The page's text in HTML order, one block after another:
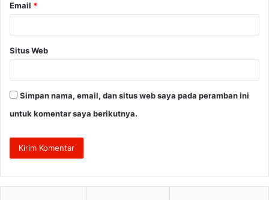
Email *
Situs Web
Simpan nama, email, dan situs web saya pada peramban ini
untuk komentar saya berikutnya.